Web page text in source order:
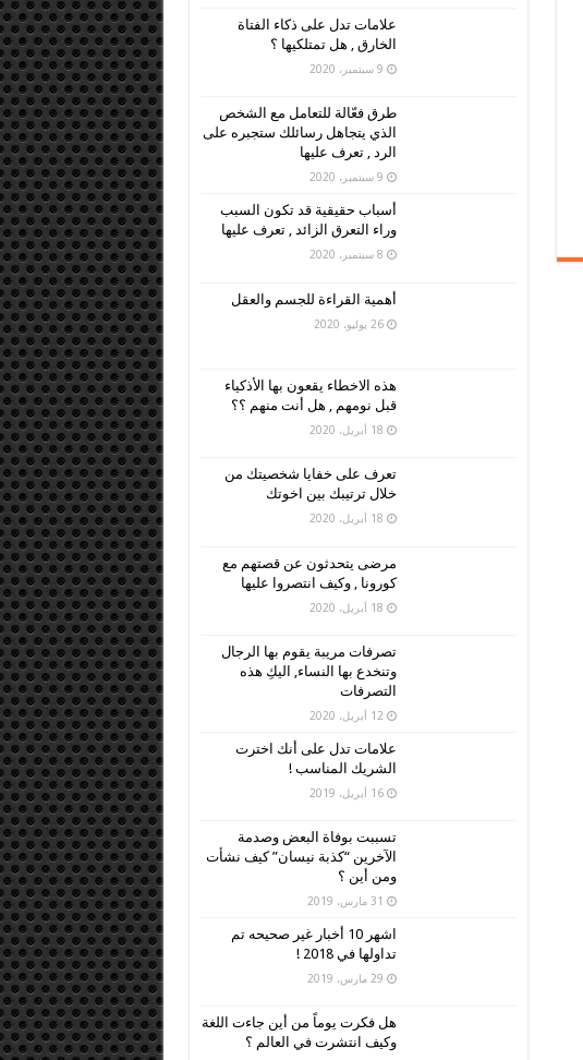
علامات تدل على ذكاء الفتاة
الخارق , هل تمتلكيها ؟
9 سبتمبر، 2020
طرق فعّالة للتعامل مع الشخص
الذي يتجاهل رسائلك ستجبره على
الرد , تعرف عليها
9 سبتمبر، 2020
أسباب حقيقية قد تكون السبب
وراء التعرق الزائد , تعرف عليها
8 سبتمبر، 2020
أهمية القراءة للجسم والعقل
26 يوليو، 2020
هذه الاخطاء يقعون بها الأذكياء
قبل نومهم , هل أنت منهم ؟؟
18 أبريل، 2020
تعرف على خفايا شخصيتك من
خلال ترتيبك بين اخوتك
18 أبريل، 2020
مرضى يتحدثون عن قصتهم مع
كورونا , وكيف انتصروا عليها
18 أبريل، 2020
تصرفات مريبة يقوم بها الرجال
وتنخدع بها النساء, اليكِ هذه
التصرفات
12 أبريل، 2020
علامات تدل على أنك اخترت
الشريك المناسب !
16 أبريل، 2019
تسببت بوفاة البعض وصدمة
الآخرين “كذبة نيسان” كيف نشأت
ومن أين ؟
31 مارس، 2019
اشهر 10 أخبار غير صحيحه تم
تداولها في 2018 !
29 مارس، 2019
هل فكرت يوماً من أين جاءت اللغة
وكيف انتشرت في العالم ؟